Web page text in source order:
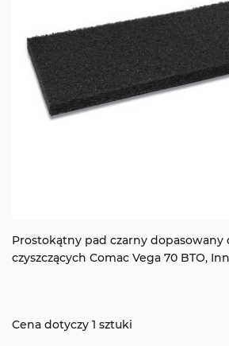
Prostokątny pad czarny dopasowany
czyszczących Comac Vega 70 BTO,
Cena dotyczy 1 sztuki